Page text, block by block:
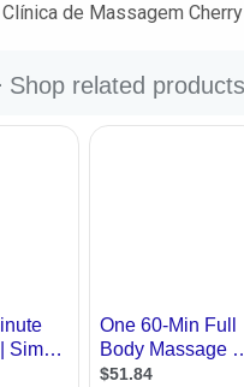
de Massagem Cherry